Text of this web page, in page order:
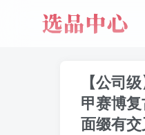
【公司
甲赛博
面缀有